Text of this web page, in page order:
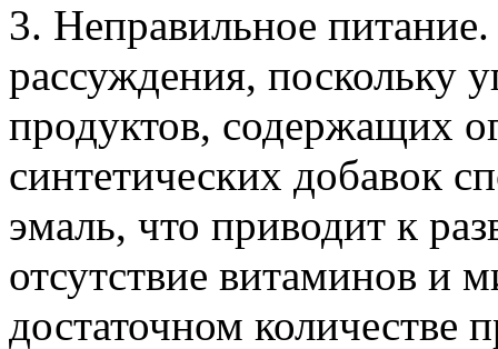
3. Неправильное
рассуждения, поскольку
продуктов, содержащих
синтетических добавок
эмаль, что приводит к
отсутствие витаминов и
достаточном количестве